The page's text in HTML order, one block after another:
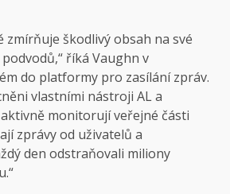
zmírňuje škodlivý obsah na své
říká Vaughn v
do platformy pro zasílání zpráv.
vlastními nástroji AL a
monitorují veřejné části
zprávy od uživatelů a
den odstraňovali miliony